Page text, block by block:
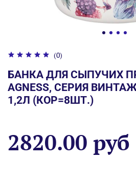
(0)
БАНКА ДЛЯ СЫПУЧИХ
AGNESS, СЕРИЯ
1,2Л (КОР=8ШТ.)
2820.00 руб